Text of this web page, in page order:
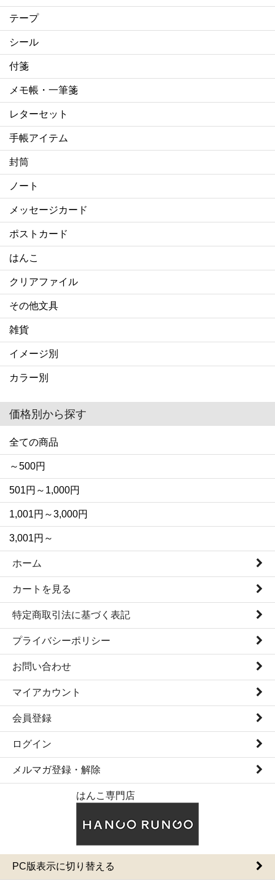
テープ
シール
付箋
メモ帳・一筆箋
レターセット
手帳アイテム
封筒
ノート
メッセージカード
ポストカード
はんこ
クリアファイル
その他文具
雑貨
イメージ別
カラー別
価格別から探す
全ての商品
～500円
501円～1,000円
1,001円～3,000円
3,001円～
ホーム
カートを見る
特定商取引法に基づく表記
プライバシーポリシー
お問い合わせ
マイアカウント
会員登録
ログイン
メルマガ登録・解除
はんこ専門店
PC版表示に切り替える